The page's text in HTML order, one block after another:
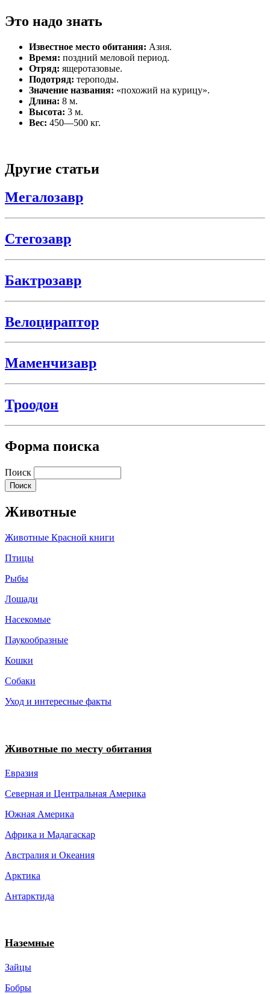
Это надо знать
Известное место обитания: Азия.
Время: поздний меловой период.
Отряд: ящеротазовые.
Подотряд: тероподы.
Значение названия: «похожий на курицу».
Длина: 8 м.
Высота: 3 м.
Вес: 450—500 кг.
Другие статьи
Мегалозавр
Стегозавр
Бактрозавр
Велоцираптор
Маменчизавр
Троодон
Форма поиска
Поиск
Животные
Животные Красной книги
Птицы
Рыбы
Лошади
Насекомые
Паукообразные
Кошки
Собаки
Уход и интересные факты
Животные по месту обитания
Евразия
Северная и Центральная Америка
Южная Америка
Африка и Мадагаскар
Австралия и Океания
Арктика
Антарктида
Наземные
Зайцы
Бобры